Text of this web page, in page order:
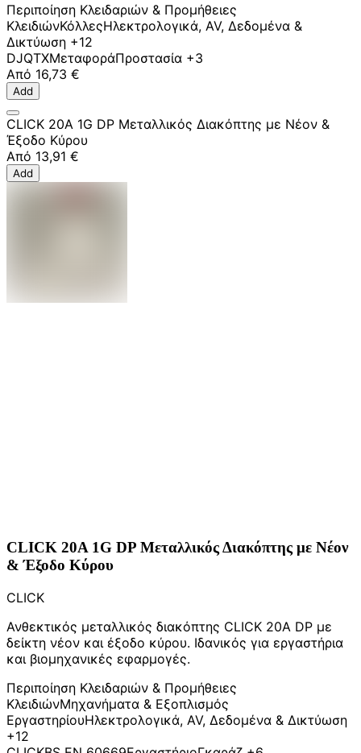
Περιποίηση Κλειδαριών & Προμήθειες
ΚλειδιώνΚόλλεςΗλεκτρολογικά, AV, Δεδομένα &
Δικτύωση +12
DJQTXΜεταφοράΠροστασία +3
Από 16,73 €
Add
CLICK 20A 1G DP Μεταλλικός Διακόπτης με Νέον &
Έξοδο Κύρου
Από 13,91 €
Add
CLICK 20A 1G DP Μεταλλικός Διακόπτης με Νέον
& Έξοδο Κύρου
CLICK
Ανθεκτικός μεταλλικός διακόπτης CLICK 20A DP με
δείκτη νέον και έξοδο κύρου. Ιδανικός για εργαστήρια
και βιομηχανικές εφαρμογές.
Περιποίηση Κλειδαριών & Προμήθειες
ΚλειδιώνΜηχανήματα & Εξοπλισμός
ΕργαστηρίουΗλεκτρολογικά, AV, Δεδομένα & Δικτύωση
+12